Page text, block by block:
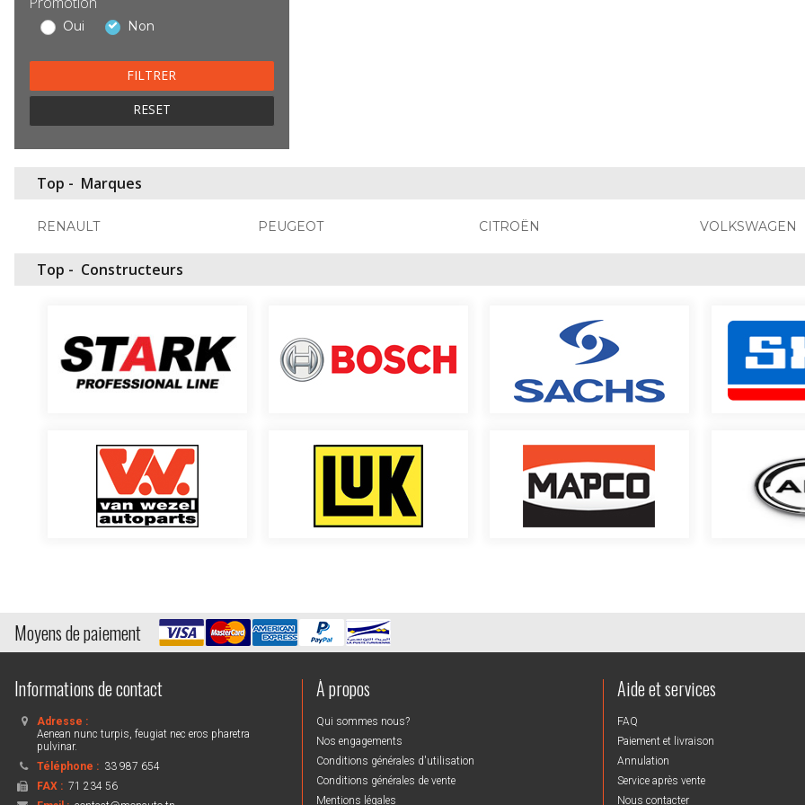
Oui Non
RESET
Top - Marques
RENAULT PEUGEOT CITROËN VOLKSWAGEN
Top - Constructeurs
Moyens de paiement
Informations de contact
Adresse :
Aenean nunc turpis, feugiat nec eros pharetra
pulvinar.
Téléphone : 33 987 654
FAX : 71 234 56
À propos
Qui sommes nous?
Nos engagements
Conditions générales d'utilisation
Conditions générales de vente
Mentions légales
Aide et services
FAQ
Paiement et livraison
Annulation
Service après vente
Nous contacter